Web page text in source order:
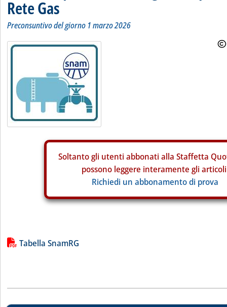
Rete Gas
Preconsuntivo del giorno 1 marzo 2026
Soltanto gli utenti abbonati alla Staffetta
possono leggere interamente gli
Richiedi un abbonamento di prova
Lista allegati PDF alla notizia
Tabella SnamRG